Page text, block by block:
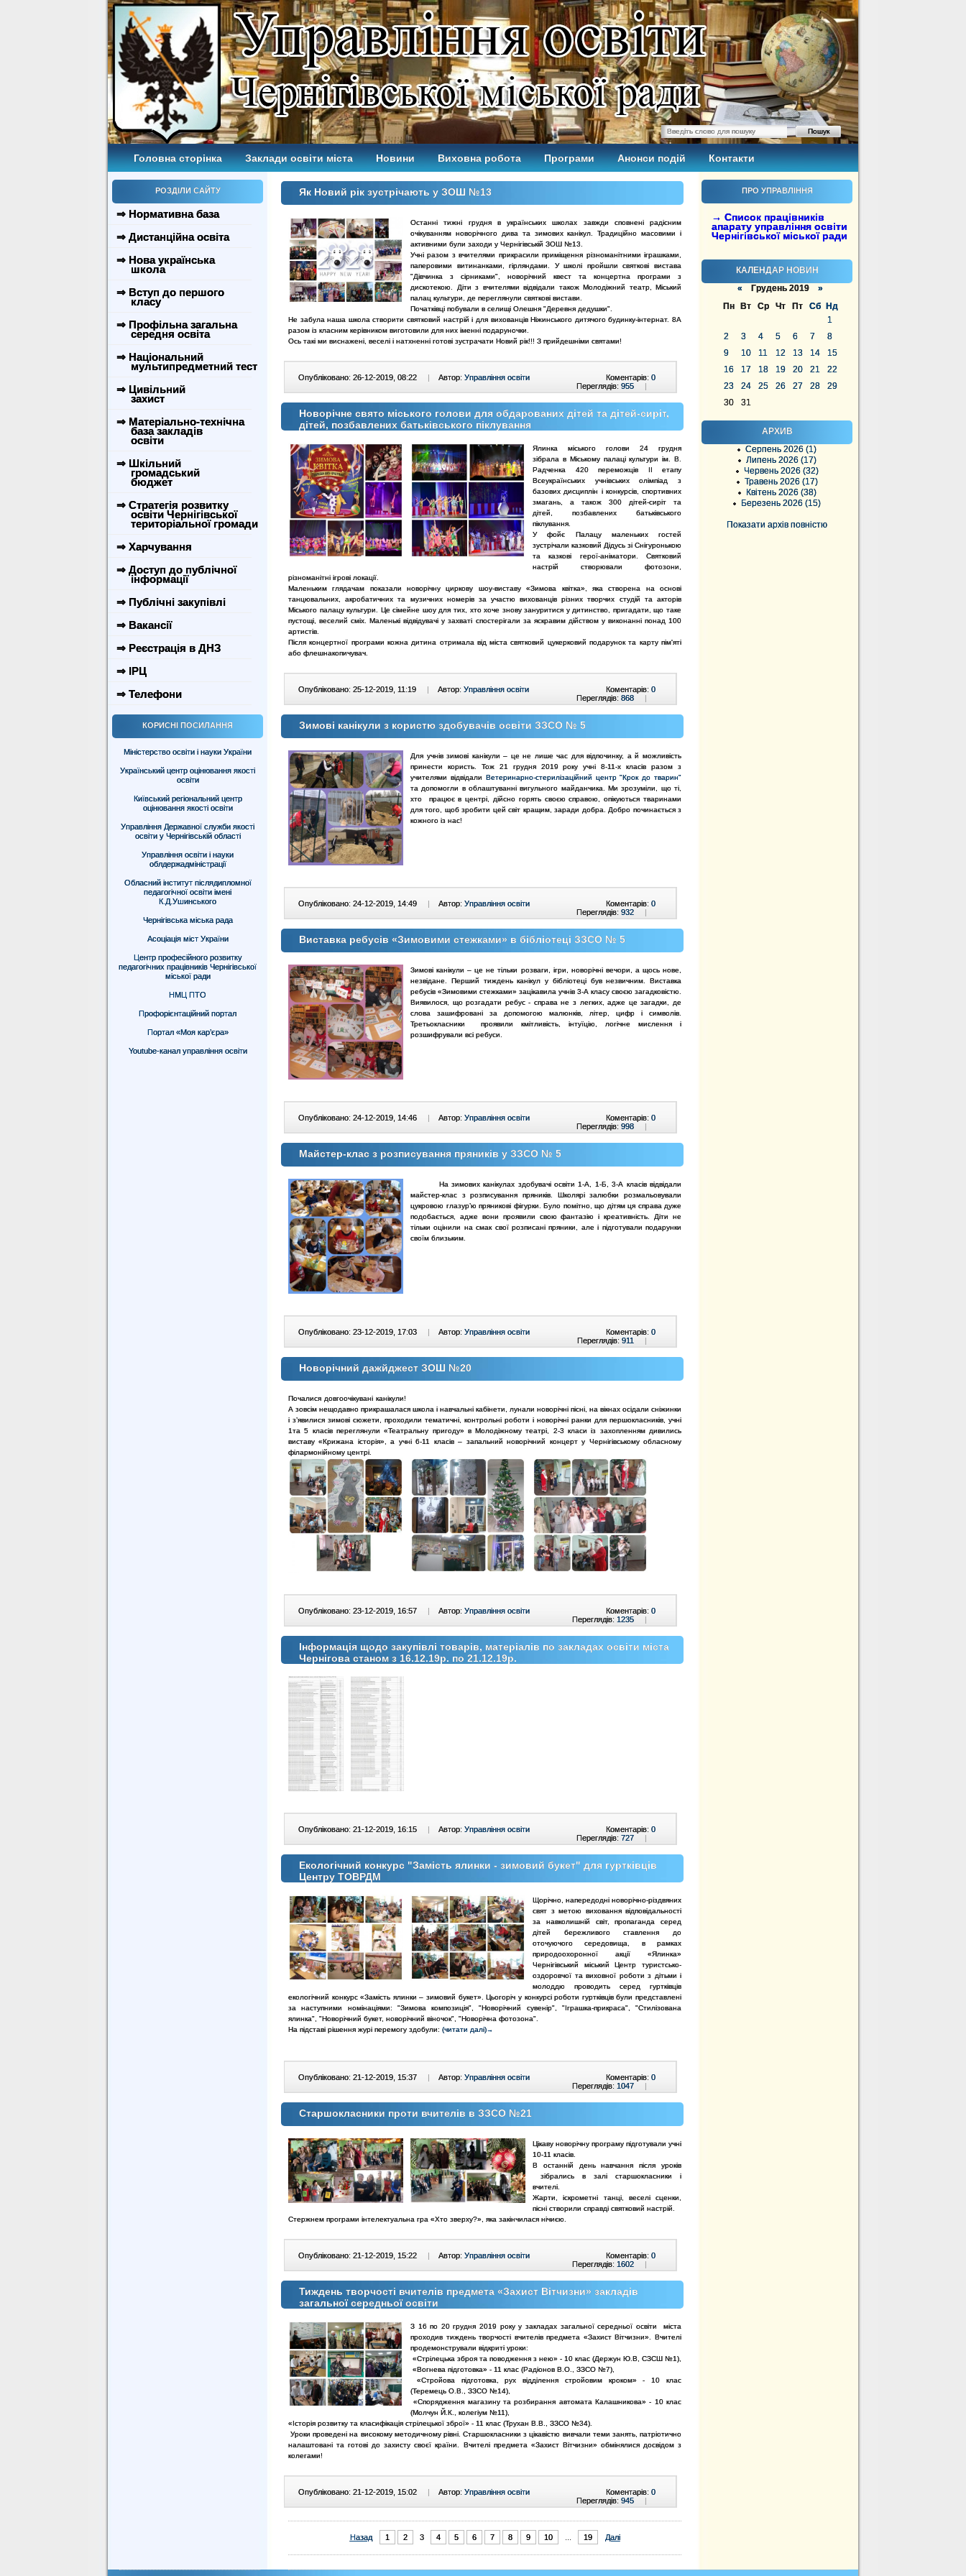
Головна сторінка Заклади освіти міста Новини Виховна робота Програми Анонси подій Контакти
РОЗДІЛИ САЙТУ
⇒ Нормативна база
⇒ Дистанційна освіта
⇒ Нова українська
школа
⇒ Вступ до першого
класу
⇒ Профільна загальна
середня освіта
⇒ Національний
мультипредметний тест
⇒ Цивільний
захист
⇒ Матеріально-технічна
база закладів
освіти
⇒ Шкільний
громадський
бюджет
⇒ Стратегія розвитку
освіти Чернігівської
територіальної громади
⇒ Харчування
⇒ Доступ до публічної
інформації
⇒ Публічні закупівлі
⇒ Вакансії
⇒ Реєстрація в ДНЗ
⇒ ІРЦ
⇒ Телефони
КОРИСНІ ПОСИЛАННЯ
Міністерство освіти і науки України
Український центр оцінювання якості
освіти
Київський регіональний центр
оцінювання якості освіти
Управління Державної служби якості
освіти у Чернігівській області
Управління освіти і науки
облдержадміністрації
Обласний інститут післядипломної
педагогічної освіти імені
К.Д.Ушинського
Чернігівська міська рада
Асоціація міст України
Центр професійного розвитку
педагогічних працівників Чернігівської
міської ради
НМЦ ПТО
Профорієнтаційний портал
Портал «Моя кар’єра»
Youtube-канал управління освіти
ПРО УПРАВЛІННЯ
→ Список працівників
апарату управління освіти
Чернігівської міської ради
КАЛЕНДАР НОВИН
« Грудень 2019 »
Пн
Вт Ср Чт Пт Сб
Нд
1
2
3 4 5 6 7
8
9
10 11 12 13 14
15
16
17 18 19 20 21
22
23
24 25 26 27 28
29
30
31
АРХИВ
Серпень 2026 (1)
Липень 2026 (17)
Червень 2026 (32)
Травень 2026 (17)
Квітень 2026 (38)
Березень 2026 (15)
Показати архів повністю
Як Новий рік зустрічають у ЗОШ №13
Останні тижні грудня в українських школах завжди сповнені радісним
очікуванням новорічного дива та зимових канікул. Традиційно масовими і
активними були заходи у Чернігівській ЗОШ №13.
Учні разом з вчителями прикрасили приміщення різноманітними іграшками,
паперовими витинанками, гірляндами. У школі пройшли святкові вистава
"Дівчинка з сірниками", новорічний квест та концертна програми з
дискотекою. Діти з вчителями відвідали також Молодіжний театр, Міський
палац культури, де переглянули святкові вистави.
Початківці побували в селищі Олешня "Деревня дедушки".
Не забула наша школа створити святковий настрій і для вихованців Ніжинського дитячого будинку-інтернат. 8А
разом із класним керівником виготовили для них іменні подаруночки.
Ось такі ми виснажені, веселі і натхненні готові зустрачати Новий рік!!! З прийдешніми святами!
Опубліковано: 26-12-2019, 08:22 | Автор: Управління освіти Коментарів: 0
Переглядів: 955 |
Новорічне свято міського голови для обдарованих дітей та дітей-сиріт,
дітей, позбавлених батьківського піклування
Ялинка міського голови 24 грудня
зібрала в Міському палаці культури ім. В.
Радченка 420 переможців ІІ етапу
Всеукраїнських учнівських олімпіад з
базових дисциплін і конкурсів, спортивних
змагань, а також 300 дітей-сиріт та
дітей, позбавлених батьківського
піклування.
У фойє Палацу маленьких гостей
зустрічали казковий Дідусь зі Снігуронькою
та казкові герої-аніматори. Святковий
настрій створювали фотозони,
різноманітні ігрові локації.
Маленьким глядачам показали новорічну циркову шоу-виставу «Зимова квітка», яка створена на основі
танцювальних, акробатичних та музичних номерів за участю вихованців різних творчих студій та акторів
Міського палацу культури. Це сімейне шоу для тих, хто хоче знову зануритися у дитинство, пригадати, що таке
пустощі, веселий сміх. Маленькі відвідувачі у захваті спостерігали за яскравим дійством у виконанні понад 100
артистів.
Після концертної програми кожна дитина отримала від міста святковий цукерковий подарунок та карту пім'яті
або флешнакопичувач.
Опубліковано: 25-12-2019, 11:19 | Автор: Управління освіти Коментарів: 0
Переглядів: 868 |
Зимові канікули з користю здобувачів освіти ЗЗСО № 5
Для учнів зимові канікули – це не лише час для відпочинку, а й можливість
принести користь. Тож 21 грудня 2019 року учні 8-11-х класів разом з
учителями відвідали Ветеринарно-стерилізаційний центр "Крок до тварин"
та допомогли в облаштуванні вигульного майданчика. Ми зрозуміли, що ті,
хто працює в центрі, дійсно горять своєю справою, опікуються тваринами
для того, щоб зробити цей світ кращим, заради добра. Добро починається з
кожного із нас!
Опубліковано: 24-12-2019, 14:49 | Автор: Управління освіти Коментарів: 0
Переглядів: 932 |
Виставка ребусів «Зимовими стежками» в бібліотеці ЗЗСО № 5
Зимові канікули – це не тільки розваги, ігри, новорічні вечори, а щось нове,
незвідане. Перший тиждень канікул у бібліотеці був незвичним. Виставка
ребусів «Зимовими стежками» зацікавила учнів 3-А класу своєю загадковістю.
Виявилося, що розгадати ребус - справа не з легких, адже це загадки, де
слова зашифровані за допомогою малюнків, літер, цифр і символів.
Третьокласники проявили кмітливість, інтуїцію, логічне мислення і
розшифрували всі ребуси.
Опубліковано: 24-12-2019, 14:46 | Автор: Управління освіти Коментарів: 0
Переглядів: 998 |
Майстер-клас з розписування пряників у ЗЗСО № 5
На зимових канікулах здобувачі освіти 1-А, 1-Б, 3-А класів відвідали
майстер-клас з розписування пряників. Школярі залюбки розмальовували
цукровою глазур’ю пряникові фігурки. Було помітно, що дітям ця справа дуже
подобається, адже вони проявили свою фантазію і креативність. Діти не
тільки оцінили на смак свої розписані пряники, але і підготували подарунки
своїм близьким.
Опубліковано: 23-12-2019, 17:03 | Автор: Управління освіти Коментарів: 0
Переглядів: 911 |
Новорічний дажйджест ЗОШ №20
Почалися довгоочікувані канікули!
А зовсім нещодавно прикрашалася школа і навчальні кабінети, лунали новорічні пісні, на вікнах осідали сніжинки
і з’явилися зимові сюжети, проходили тематичні, контрольні роботи і новорічні ранки для першокласників, учні
1та 5 класів переглянули «Театральну пригоду» в Молодіжному театрі, 2-3 класи із захопленням дивились
виставу «Крижана історія», а учні 6-11 класів – запальний новорічний концерт у Чернігівському обласному
філармонійному центрі.
Опубліковано: 23-12-2019, 16:57 | Автор: Управління освіти Коментарів: 0
Переглядів: 1235 |
Інформація щодо закупівлі товарів, матеріалів по закладах освіти міста
Чернігова станом з 16.12.19р. по 21.12.19р.
Опубліковано: 21-12-2019, 16:15 | Автор: Управління освіти Коментарів: 0
Переглядів: 727 |
Екологічний конкурс "Замість ялинки - зимовий букет" для гуртківців
Центру ТОВРДМ
Щорічно, напередодні новорічно-різдвяних
свят з метою виховання відповідальності
за навколишній світ, пропаганда серед
дітей бережливого ставлення до
оточуючого середовища, в рамках
природоохоронної акції «Ялинка»
Чернігівський міський Центр туристсько-
оздоровчої та виховної роботи з дітьми і
молоддю проводить серед гуртківців
екологічний конкурс «Замість ялинки – зимовий букет». Цьогоріч у конкурсі роботи гуртківців були представлені
за наступними номінаціями: "Зимова композиція", "Новорічний сувенір", "Іграшка-прикраса", "Стилізована
ялинка", "Новорічний букет, новорічний віночок", "Новорічна фотозона".
На підставі рішення журі перемогу здобули: (читати далі)→
Опубліковано: 21-12-2019, 15:37 | Автор: Управління освіти Коментарів: 0
Переглядів: 1047 |
Старшокласники проти вчителів в ЗЗСО №21
Цікаву новорічну програму підготували учні
10-11 класів.
В останній день навчання після уроків
зібрались в залі старшокласники і
вчителі.
Жарти, іскрометні танці, веселі сценки,
пісні створили справді святковий настрій.
Стержнем програми інтелектуальна гра «Хто зверху?», яка закінчилася нічиєю.
Опубліковано: 21-12-2019, 15:22 | Автор: Управління освіти Коментарів: 0
Переглядів: 1602 |
Тиждень творчості вчителів предмета «Захист Вітчизни» закладів
загальної середньої освіти
З 16 по 20 грудня 2019 року у закладах загальної середньої освіти міста
проходив тиждень творчості вчителів предмета «Захист Вітчизни». Вчителі
продемонстрували відкриті уроки:
«Стрілецька зброя та поводження з нею» - 10 клас (Держун Ю.В, СЗСШ №1),
«Вогнева підготовка» - 11 клас (Радіонов В.О., ЗЗСО №7),
«Стройова підготовка, рух відділення стройовим кроком» - 10 клас
(Теремець О.В., ЗЗСО №14),
«Спорядження магазину та розбирання автомата Калашникова» - 10 клас
(Молчун Й.К., колегіум №11),
«Історія розвитку та класифікація стрілецької зброї» - 11 клас (Трухан В.В., ЗЗСО №34).
Уроки проведені на високому методичному рівні. Старшокласники з цікавістю вивчали теми занять, патріотично
налаштовані та готові до захисту своєї країни. Вчителі предмета «Захист Вітчизни» обмінялися досвідом з
колегами!
Опубліковано: 21-12-2019, 15:02 | Автор: Управління освіти Коментарів: 0
Переглядів: 945 |
Назад 1 2 3 4 5 6 7 8 9 10 19 Далі